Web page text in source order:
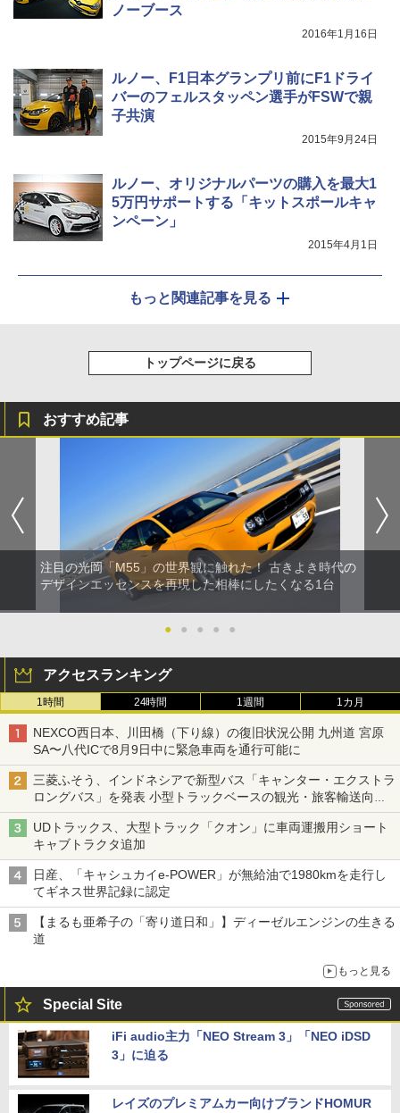
ノーブース
2016年1月16日
ルノー、F1日本グランプリ前にF1ドライ
バーのフェルスタッペン選手がFSWで親
子共演
2015年9月24日
ルノー、オリジナルパーツの購入を最大1
5万円サポートする「キットスポールキャ
ンペーン」
2015年4月1日
もっと関連記事を見る
トップページに戻る
おすすめ記事
注目の光岡「M55」の世界観に触れた！ 古きよき時代の
デザインエッセンスを再現した相棒にしたくなる1台
● ● ● ● ●
アクセスランキング
1時間 24時間 1週間 1カ月
NEXCO西日本、川田橋（下り線）の復旧状況公開 九州道 宮原
SA〜八代ICで8月9日中に緊急車両を通行可能に
三菱ふそう、インドネシアで新型バス「キャンター・エクストラ
ロングバス」を発表 小型トラックベースの観光・旅客輸送向け
バス
UDトラックス、大型トラック「クオン」に車両運搬用ショート
キャブトラクタ追加
日産、「キャシュカイe-POWER」が無給油で1980kmを走行し
てギネス世界記録に認定
【まるも亜希子の「寄り道日和」】ディーゼルエンジンの生きる
道
もっと見る
Special Site
iFi audio主力「NEO Stream 3」「NEO iDSD
3」に迫る
レイズのプレミアムカー向けブランドHOMUR